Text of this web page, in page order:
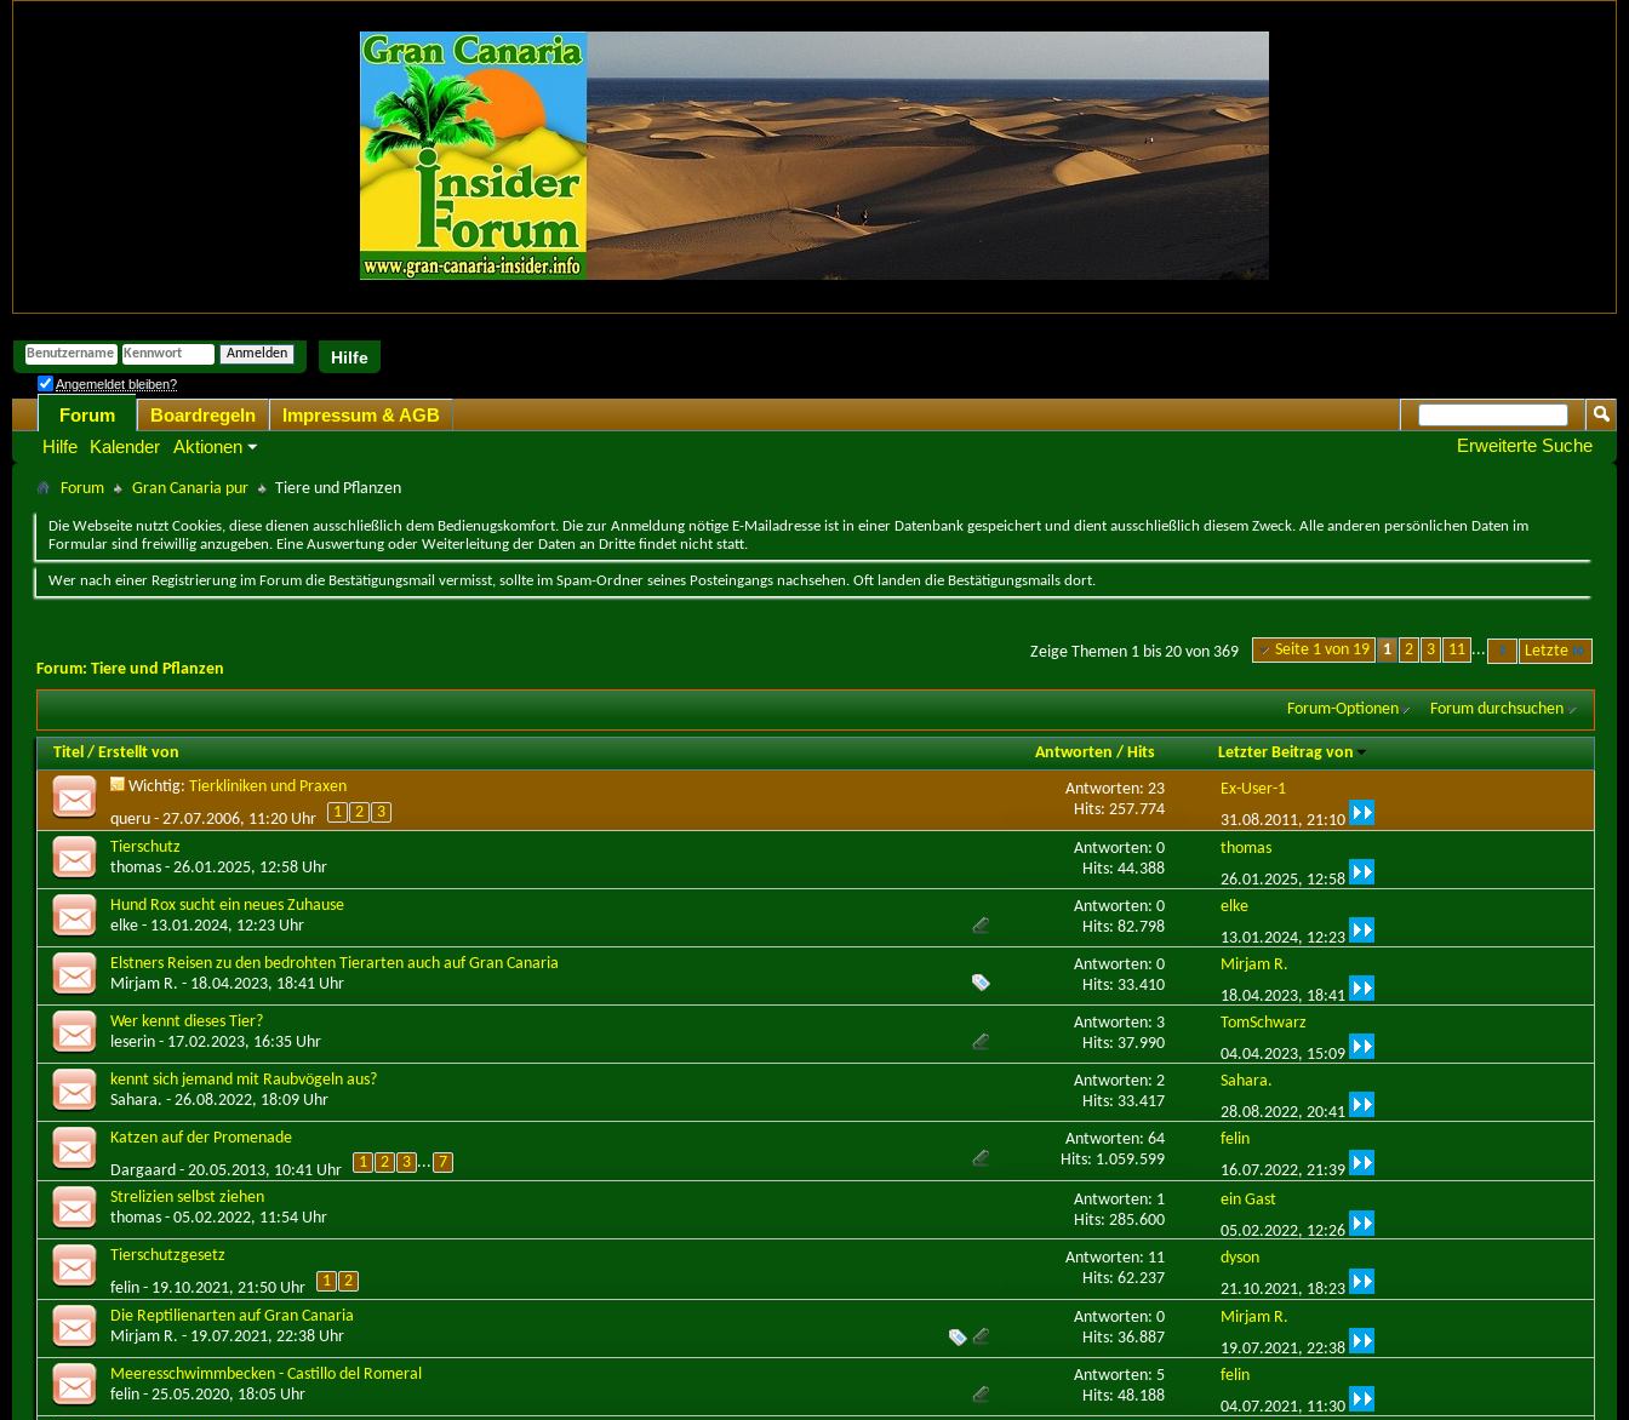
Hilfe
Angemeldet bleiben?
Forum
Hilfe
Kalender Aktionen
Boardregeln
Impressum & AGB
Erweiterte Suche
Forum Gran Canaria pur Tiere und Pflanzen
Die Webseite nutzt Cookies, diese dienen ausschließlich dem Bedienugskomfort. Die zur Anmeldung nötige E-Mailadresse ist in einer Datenbank gespeichert und dient ausschließlich diesem Zweck. Alle anderen persönlichen Daten im
Formular sind freiwillig anzugeben. Eine Auswertung oder Weiterleitung der Daten an Dritte findet nicht statt.
Wer nach einer Registrierung im Forum die Bestätigungsmail vermisst, sollte im Spam-Ordner seines Posteingangs nachsehen. Oft landen die Bestätigungsmails dort.
Seite 1 von 19 1 2 3 11 ... Letzte
Zeige Themen 1 bis 20 von 369
Forum: Tiere und Pflanzen
Forum-Optionen Forum durchsuchen
Titel / Erstellt von Antworten / Hits
Letzter Beitrag von
Wichtig: Tierkliniken und Praxen
queru - 27.07.2006, 11:20 Uhr 1 2 3
Antworten: 23
Hits: 257.774
Ex-User-1
31.08.2011, 21:10
Tierschutz
thomas - 26.01.2025, 12:58 Uhr
Antworten: 0
Hits: 44.388
thomas
26.01.2025, 12:58
Hund Rox sucht ein neues Zuhause
elke - 13.01.2024, 12:23 Uhr
Antworten: 0
Hits: 82.798
elke
13.01.2024, 12:23
Elstners Reisen zu den bedrohten Tierarten auch auf Gran Canaria
Mirjam R. - 18.04.2023, 18:41 Uhr
Antworten: 0
Hits: 33.410
Mirjam R.
18.04.2023, 18:41
Wer kennt dieses Tier?
leserin - 17.02.2023, 16:35 Uhr
Antworten: 3
Hits: 37.990
TomSchwarz
04.04.2023, 15:09
kennt sich jemand mit Raubvögeln aus?
Sahara. - 26.08.2022, 18:09 Uhr
Antworten: 2
Hits: 33.417
Sahara.
28.08.2022, 20:41
Katzen auf der Promenade
Dargaard - 20.05.2013, 10:41 Uhr 1 2 3 ... 7
Antworten: 64
Hits: 1.059.599
felin
16.07.2022, 21:39
Strelizien selbst ziehen
thomas - 05.02.2022, 11:54 Uhr
Antworten: 1
Hits: 285.600
ein Gast
05.02.2022, 12:26
Tierschutzgesetz
felin - 19.10.2021, 21:50 Uhr 1 2
Antworten: 11
Hits: 62.237
dyson
21.10.2021, 18:23
Die Reptilienarten auf Gran Canaria
Mirjam R. - 19.07.2021, 22:38 Uhr
Antworten: 0
Hits: 36.887
Mirjam R.
19.07.2021, 22:38
Meeresschwimmbecken - Castillo del Romeral
felin - 25.05.2020, 18:05 Uhr
Antworten: 5
Hits: 48.188
felin
04.07.2021, 11:30